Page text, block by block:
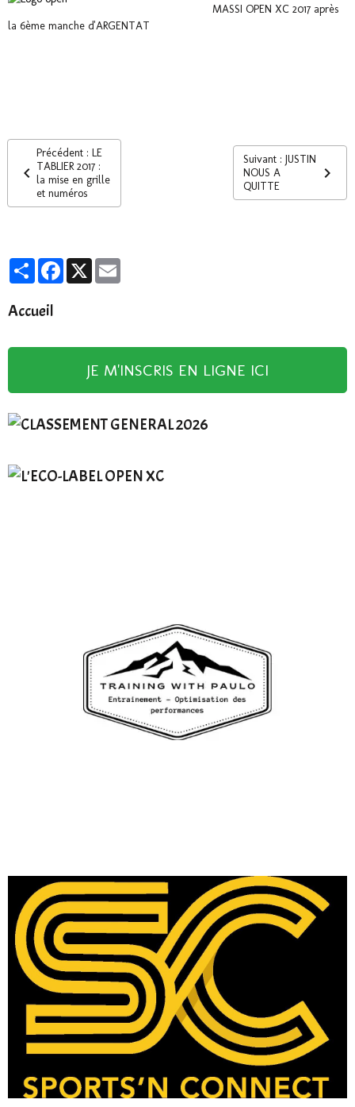
MASSI OPEN XC 2017 après
la 6ème manche d'ARGENTAT
Précédent : LE
TABLIER 2017 :
la mise en grille
et numéros
Suivant : JUSTIN
NOUS A
QUITTE
PartagerFacebook
X
Accueil
JE M'INSCRIS EN LIGNE ICI